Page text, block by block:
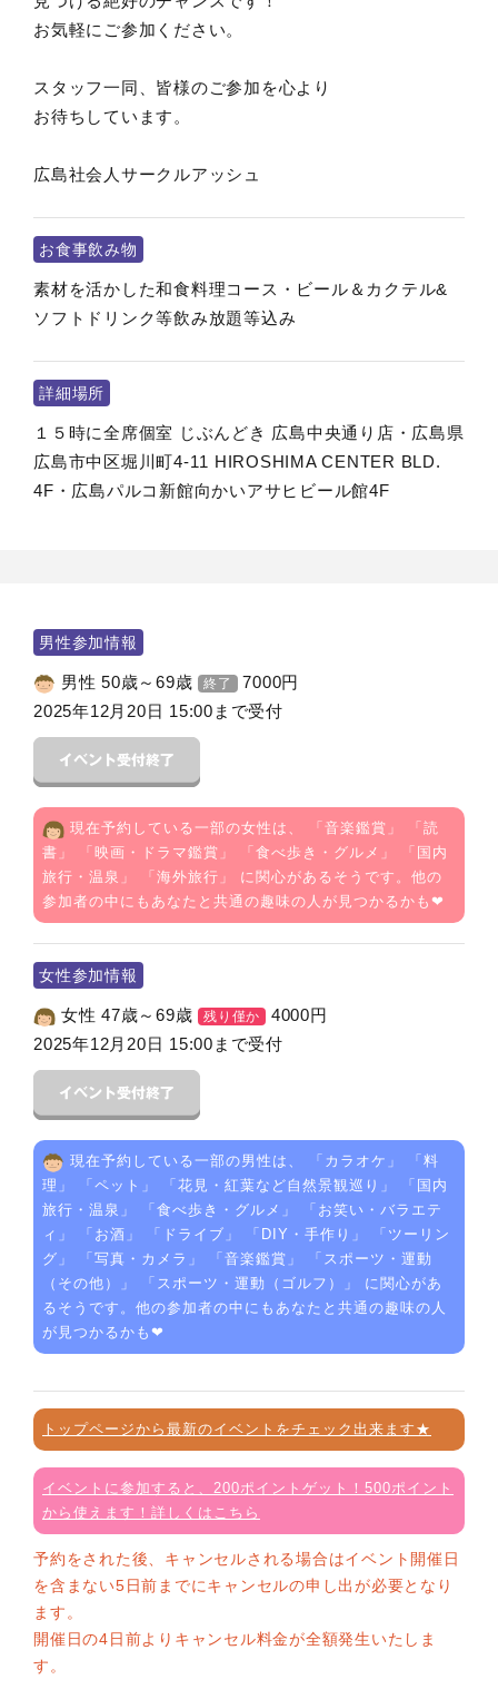
お気軽にご参加ください。
スタッフ一同、皆様のご参加を心より
お待ちしています。
広島社会人サークルアッシュ
お食事飲み物
素材を活かした和食料理コース・ビール＆カクテル&
ソフトドリンク等飲み放題等込み
詳細場所
１５時に全席個室 じぶんどき 広島中央通り店・広島県
広島市中区堀川町4-11 HIROSHIMA CENTER BLD.
4F・広島パルコ新館向かいアサヒビール館4F
男性参加情報
男性 50歳～69歳 終了 7000円
2025年12月20日 15:00まで受付
現在予約している一部の女性は、 「 音楽鑑賞 」 「 読
書 」 「 映画・ドラマ鑑賞 」 「 食べ歩き・グルメ 」 「 国内
旅行・温泉 」 「 海外旅行 」 に関心があるそうです。他の
参加者の中にもあなたと共通の趣味の人が見つかるかも❤
女性参加情報
女性 47歳～69歳 残り僅か 4000円
2025年12月20日 15:00まで受付
現在予約している一部の男性は、 「 カラオケ 」 「 料
理 」 「 ペット 」 「 花見・紅葉など自然景観巡り 」 「 国内
旅行・温泉 」 「 食べ歩き・グルメ 」 「 お笑い・バラエテ
ィ 」 「 お酒 」 「 ドライブ 」 「 DIY・手作り 」 「 ツーリン
グ 」 「 写真・カメラ 」 「 音楽鑑賞 」 「 スポーツ・運動
（その他）
」 「 スポーツ・運動（ゴルフ）
」 に関心があ
るそうです。他の参加者の中にもあなたと共通の趣味の人
が見つかるかも❤
トップページから最新のイベントをチェック出来ます★
イベントに参加すると、200ポイントゲット！500ポイント
から使えます！詳しくはこちら
予約をされた後、キャンセルされる場合はイベント開催日
を含まない5日前までにキャンセルの申し出が必要となり
ます。
開催日の4日前よりキャンセル料金が全額発生いたしま
す。